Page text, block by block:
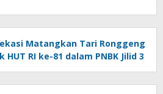
Matangkan Tari Ronggeng
RI ke-81 dalam PNBK Jilid 3